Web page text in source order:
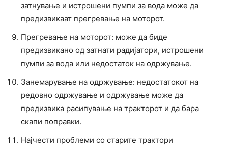
затнување и истрошени пумпи за вода може да
предизвикаат прегревање на моторот.
Прегревање на моторот: може да биде
предизвикано од затнати радијатори, истрошени
пумпи за вода или недостаток на одржување.
Занемарување на одржување: недостатокот на
редовно одржување и одржување може да
предизвика расипување на тракторот и да бара
скапи поправки.
Најчести проблеми со старите трактори